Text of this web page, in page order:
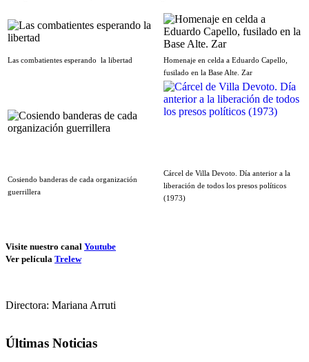
Las combatientes esperando la libertad
Homenaje en celda a Eduardo Capello,
fusilado en la Base Alte. Zar
Cosiendo banderas de cada organización
guerrillera
Cárcel de Villa Devoto. Día anterior a la
liberación de todos los presos políticos
(1973)
Visite nuestro canal Youtube
Ver película Trelew
Directora: Mariana Arruti
Últimas Noticias